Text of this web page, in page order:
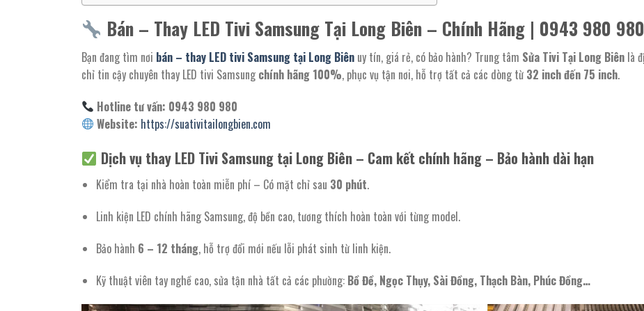
Bán – Thay LED Tivi Samsung Tại Long Biên – Chính Hãng | 0943 980 980
Bạn đang tìm nơi bán – thay LED tivi Samsung tại Long Biên uy tín, giá rẻ, có bảo hành? Trung tâm Sửa Tivi Tại Long Biên là
chỉ tin cậy chuyên thay LED tivi Samsung chính hãng 100%, phục vụ tận nơi, hỗ trợ tất cả các dòng từ 32 inch đến 75 inch.
Hotline tư vấn: 0943 980 980
Website: https://suativitailongbien.com
Dịch vụ thay LED Tivi Samsung tại Long Biên – Cam kết chính hãng – Bảo hành dài hạn
Kiểm tra tại nhà hoàn toàn miễn phí – Có mặt chỉ sau 30 phút.
Linh kiện LED chính hãng Samsung, độ bền cao, tương thích hoàn toàn với từng model.
Bảo hành 6 – 12 tháng, hỗ trợ đổi mới nếu lỗi phát sinh từ linh kiện.
Kỹ thuật viên tay nghề cao, sửa tận nhà tất cả các phường: Bồ Đề, Ngọc Thụy, Sài Đồng, Thạch Bàn, Phúc Đồng…